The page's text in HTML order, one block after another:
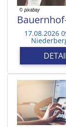
17.08.2026